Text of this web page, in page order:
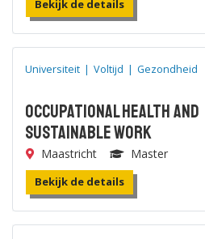
Bekijk de details
Universiteit | Voltijd | Gezondheid
Occupational Health and
Sustainable Work
Maastricht Master
Bekijk de details